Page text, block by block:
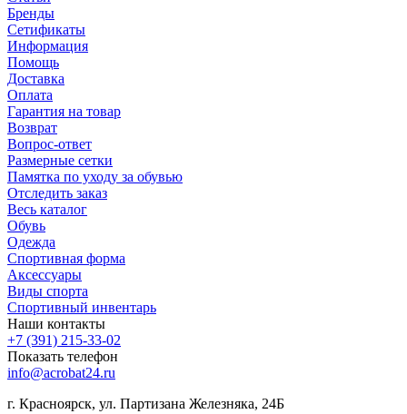
Бренды
Сетификаты
Информация
Помощь
Доставка
Оплата
Гарантия на товар
Возврат
Вопрос-ответ
Размерные сетки
Памятка по уходу за обувью
Отследить заказ
Весь каталог
Обувь
Одежда
Спортивная форма
Аксессуары
Виды спорта
Спортивный инвентарь
Наши контакты
+7 (391) 215-33-02
Показать телефон
info@acrobat24.ru
г. Красноярск, ул. Партизана Железняка, 24Б